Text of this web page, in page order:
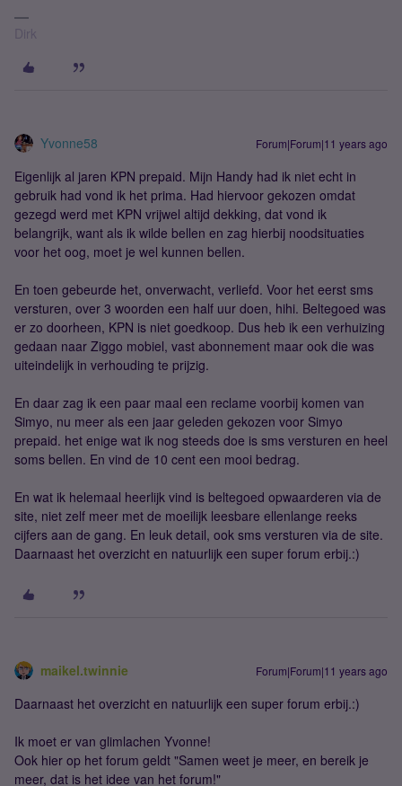
Dirk
Yvonne58 Forum|Forum|11 years ago
Eigenlijk al jaren KPN prepaid. Mijn Handy had ik niet echt in
gebruik had vond ik het prima. Had hiervoor gekozen omdat
gezegd werd met KPN vrijwel altijd dekking, dat vond ik
belangrijk, want als ik wilde bellen en zag hierbij noodsituaties
voor het oog, moet je wel kunnen bellen.
En toen gebeurde het, onverwacht, verliefd. Voor het eerst sms
versturen, over 3 woorden een half uur doen, hihi. Beltegoed was
er zo doorheen, KPN is niet goedkoop. Dus heb ik een verhuizing
gedaan naar Ziggo mobiel, vast abonnement maar ook die was
uiteindelijk in verhouding te prijzig.
En daar zag ik een paar maal een reclame voorbij komen van
Simyo, nu meer als een jaar geleden gekozen voor Simyo
prepaid. het enige wat ik nog steeds doe is sms versturen en heel
soms bellen. En vind de 10 cent een mooi bedrag.
En wat ik helemaal heerlijk vind is beltegoed opwaarderen via de
site, niet zelf meer met de moeilijk leesbare ellenlange reeks
cijfers aan de gang. En leuk detail, ook sms versturen via de site.
Daarnaast het overzicht en natuurlijk een super forum erbij.:)
maikel.twinnie Forum|Forum|11 years ago
Daarnaast het overzicht en natuurlijk een super forum erbij.:)
Ik moet er van glimlachen Yvonne!
Ook hier op het forum geldt "Samen weet je meer, en bereik je
meer, dat is het idee van het forum!"